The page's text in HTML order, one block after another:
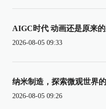
AIGC时代 动画还是原来
2026-08-05 09:33
纳米制造，探索微观世界
2026-08-05 09:26